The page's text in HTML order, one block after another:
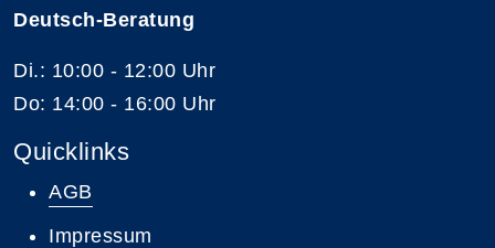
Deutsch-Beratung
Di.: 10:00 - 12:00 Uhr
Do: 14:00 - 16:00 Uhr
Quicklinks
AGB
Impressum